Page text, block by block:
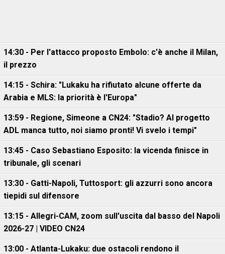
14:30 - Per l'attacco proposto Embolo: c'è anche il Milan,
il prezzo
14:15 - Schira: "Lukaku ha rifiutato alcune offerte da
Arabia e MLS: la priorità è l'Europa"
13:59 - Regione, Simeone a CN24: "Stadio? Al progetto
ADL manca tutto, noi siamo pronti! Vi svelo i tempi"
13:45 - Caso Sebastiano Esposito: la vicenda finisce in
tribunale, gli scenari
13:30 - Gatti-Napoli, Tuttosport: gli azzurri sono ancora
tiepidi sul difensore
13:15 - Allegri-CAM, zoom sull'uscita dal basso del Napoli
2026-27 | VIDEO CN24
13:00 - Atlanta-Lukaku: due ostacoli rendono il